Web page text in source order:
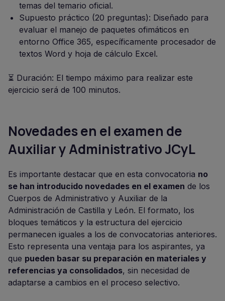
temas del temario oficial.
Supuesto práctico (20 preguntas): Diseñado para
evaluar el manejo de paquetes ofimáticos en
entorno Office 365, específicamente procesador de
textos Word y hoja de cálculo Excel.
⏳ Duración: El tiempo máximo para realizar este
ejercicio será de 100 minutos.
Novedades en el examen de
Auxiliar y Administrativo JCyL
Es importante destacar que en esta convocatoria no
se han introducido novedades en el examen de los
Cuerpos de Administrativo y Auxiliar de la
Administración de Castilla y León. El formato, los
bloques temáticos y la estructura del ejercicio
permanecen iguales a los de convocatorias anteriores.
Esto representa una ventaja para los aspirantes, ya
que pueden basar su preparación en materiales y
referencias ya consolidados, sin necesidad de
adaptarse a cambios en el proceso selectivo.